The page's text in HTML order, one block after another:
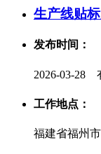
生产线贴
发布时间：
2026-03-28
工作地点：
福建省福州